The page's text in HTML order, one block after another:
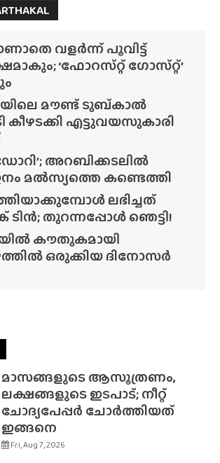
വളർന്ന് പൂവിട്ട്
‘ഫോറസ്‌റ്റ്‌ ഗോസ്‌റ്റ്’
മൗണ്ട് ടുബ്‌കാൽ
എട്ടുവയസുകാരി
അറബിക്കടലിൽ
മൽസ്യത്തെ കണ്ടെത്തി
ലഭിച്ചത്
ടിൻ; തുറന്നപ്പോൾ ഞെട്ടി!
കൗതുകമായി
ഒരുക്കിയ ദിനോസർ
മാസങ്ങളുടെ ആസൂത്രണം,
ലക്ഷങ്ങളുടെ ഇടപാട്; നീറ്റ്
ചോദ്യപേപ്പർ ചോർത്തിയത്
ഇങ്ങനെ
Fri, Aug 7, 2026